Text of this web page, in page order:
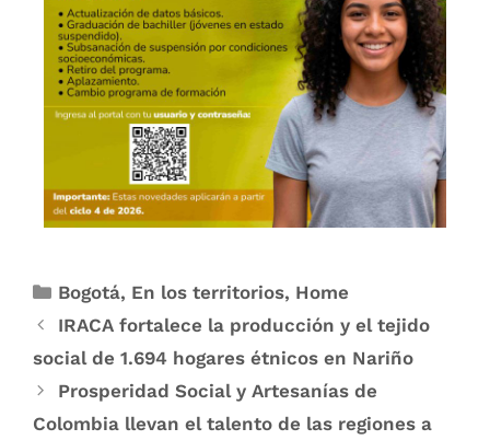
Bogotá, En los territorios, Home
IRACA fortalece la producción y el tejido
social de 1.694 hogares étnicos en Nariño
Prosperidad Social y Artesanías de
Colombia llevan el talento de las regiones a